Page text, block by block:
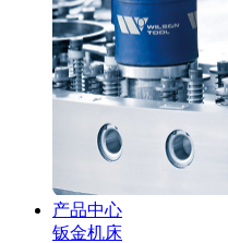
产品中心
钣金机床